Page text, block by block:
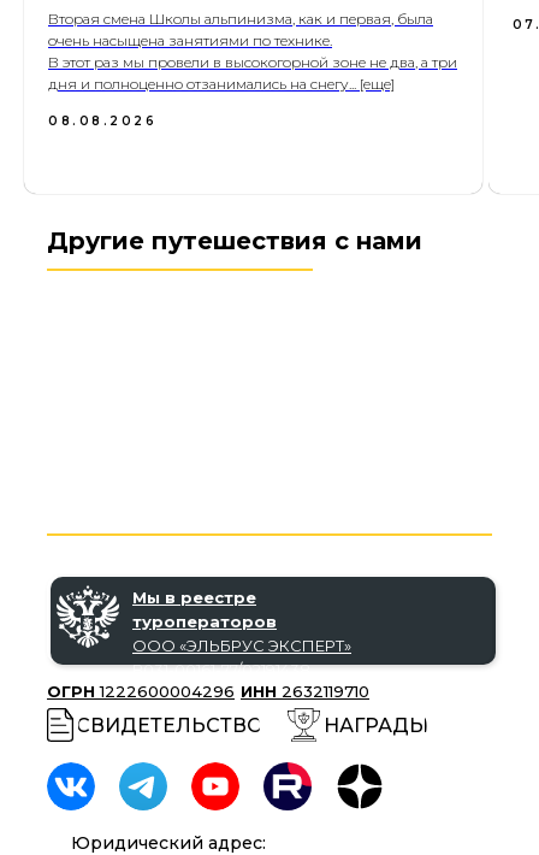
Вторая смена Школы альпинизма, как и первая, была
очень насыщена занятиями по технике.
В этот раз мы провели в высокогорной зоне не два, а три
дня и полноценно отзанимались на снегу... [еще]
08.08.2026
Другие путешествия с нами
СВИДЕТЕЛЬСТВО
ОГРН 1222600004296 ИНН 2632119710
НАГРАДЫ
Юридический адрес:
Мы в реестре
туроператоров
ООО «‎ЭЛЬБРУС ЭКСПЕРТ»‎
В031-00161-77/02191438